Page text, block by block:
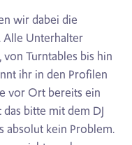
wir dabei die
Alle Unterhalter
Turntables bis hin
ihr in den Profilen
vor Ort bereits ein
bitte mit dem DJ
absolut kein Problem.